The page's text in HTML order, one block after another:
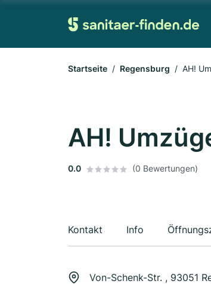
Startseite Regensburg AH!
AH!
0.0 (0 Bewertungen)
Kontakt Info
Von-Schenk-Str. , 93051